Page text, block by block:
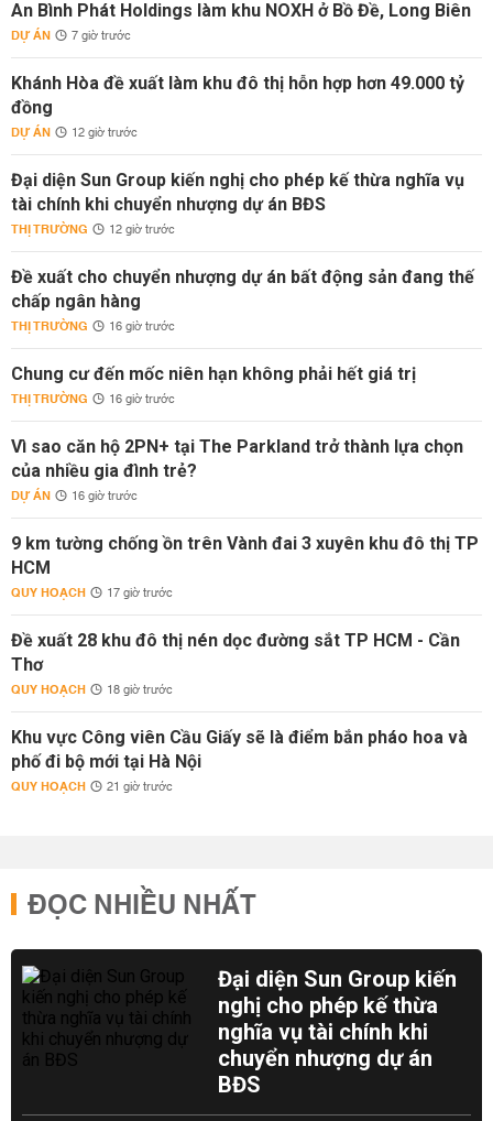
An Bình Phát Holdings làm khu NOXH ở Bồ Đề, Long Biên
DỰ ÁN 7 giờ trước
Khánh Hòa đề xuất làm khu đô thị hỗn hợp hơn 49.000 tỷ
đồng
DỰ ÁN 12 giờ trước
Đại diện Sun Group kiến nghị cho phép kế thừa nghĩa vụ
tài chính khi chuyển nhượng dự án BĐS
THỊ TRƯỜNG 12 giờ trước
Đề xuất cho chuyển nhượng dự án bất động sản đang thế
chấp ngân hàng
THỊ TRƯỜNG 16 giờ trước
Chung cư đến mốc niên hạn không phải hết giá trị
THỊ TRƯỜNG 16 giờ trước
Vì sao căn hộ 2PN+ tại The Parkland trở thành lựa chọn
của nhiều gia đình trẻ?
DỰ ÁN 16 giờ trước
9 km tường chống ồn trên Vành đai 3 xuyên khu đô thị TP
HCM
QUY HOẠCH 17 giờ trước
Đề xuất 28 khu đô thị nén dọc đường sắt TP HCM - Cần
Thơ
QUY HOẠCH 18 giờ trước
Khu vực Công viên Cầu Giấy sẽ là điểm bắn pháo hoa và
phố đi bộ mới tại Hà Nội
QUY HOẠCH 21 giờ trước
ĐỌC NHIỀU NHẤT
Đại diện Sun Group kiến
nghị cho phép kế thừa
nghĩa vụ tài chính khi
chuyển nhượng dự án
BĐS